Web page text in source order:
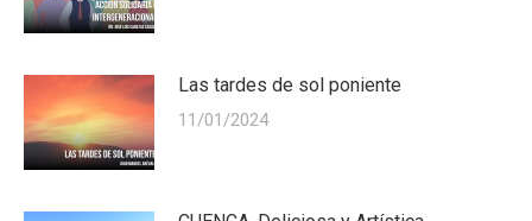
Las tardes de sol poniente
11/01/2024